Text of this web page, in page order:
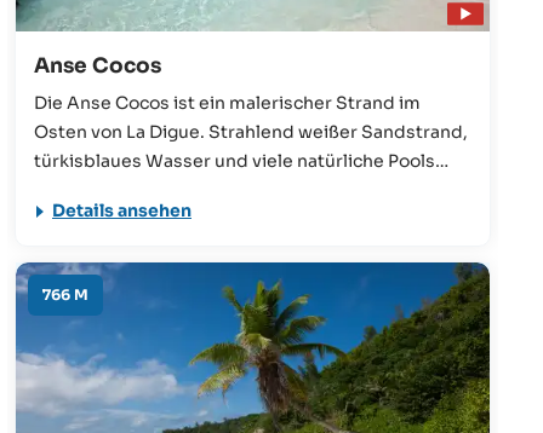
Anse Cocos
Die Anse Cocos ist ein malerischer Strand im
Osten von La Digue. Strahlend weißer Sandstrand,
türkisblaues Wasser und viele natürliche Pools
Insel. Etwa 30-40 Minuten benötigt man zu Fuß,
traumhaften Anse Cocos zu gelangen.
Details ansehen
766 M